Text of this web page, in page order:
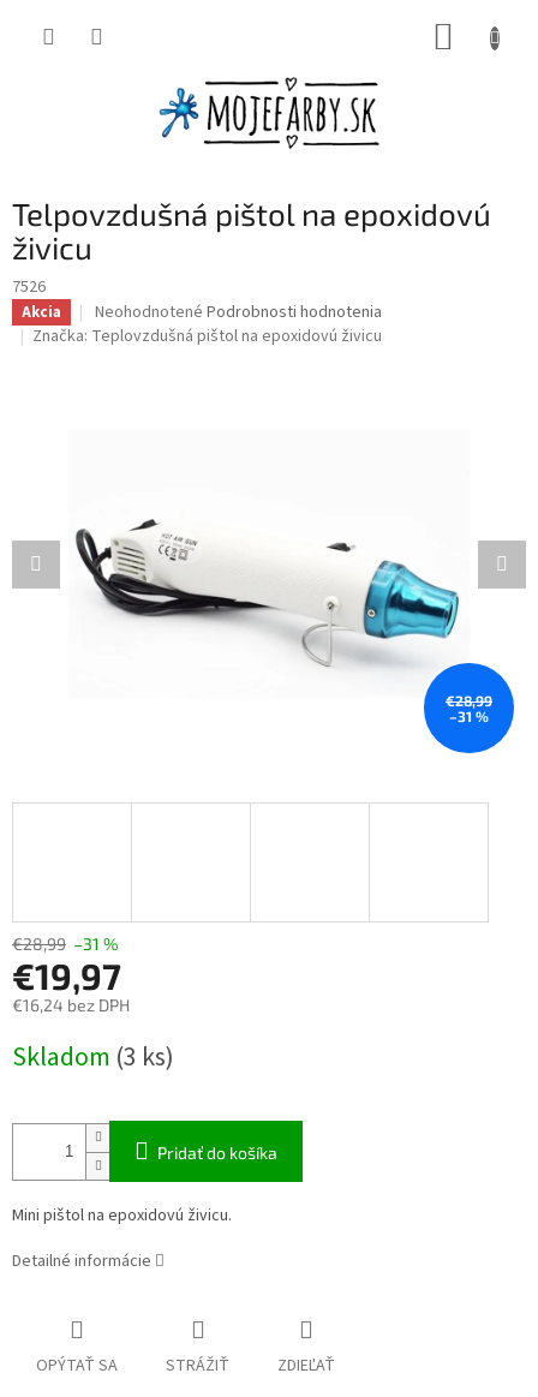
Telpovzdušná pištol na epoxidovú
živicu
7526
Akcia
Priemerné
hodnotenie
Neohodnotené Podrobnosti hodnotenia
Značka: Teplovzdušná pištol na epoxidovú živicu
€28,99
–31 %
€28,99 –31 %
€19,97
€16,24 bez DPH
cena:
Skladom (3 ks)
Pridať do košíka
Mini pištol na epoxidovú živicu.
Detailné informácie
OPÝTAŤ SA STRÁŽIŤ ZDIEĽAŤ